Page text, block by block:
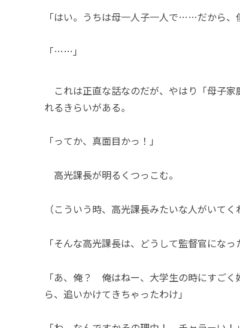
「はい。うちは母一人子一人で……だから、
「……」
これは正直な話なのだが、やはり「母子
れるきらいがある。
「ってか、真面目かっ！」
高光課長が明るくつっこむ。
（こういう時、高光課長みたいな人がいてく
「そんな高光課長は、どうして監督官になっ
「あ、俺？ 俺はねー、大学生の時にすご
ら、追いかけてきちゃったわけ」